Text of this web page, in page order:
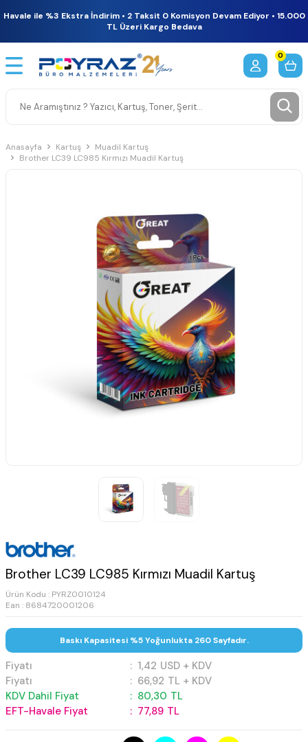
Havale ile %3 Ekstra İndirim • 2 Taksit 0 Komisyon Devam Ediyor • 15.000
TL Üzeri Kargo Bedava
0
Anasayfa Kartuş
Muadil Kartuş
Brother LC39 LC985 Kırmızı Muadil Kartuş
Brother LC39 LC985 Kırmızı Muadil Kartuş
Ürün Kodu : PYRZ0010124
Ean : 8684720001206
Baskı Kapasitesi %5 Yoğunlukta 260 Sayfadır.
Fiyatı : 1,42 USD + KDV
Fiyatı
: 66,92 TL + KDV
KDV Dahil Fiyat
: 80,30 TL
EFT-Havale Fiyat
: 77,89 TL